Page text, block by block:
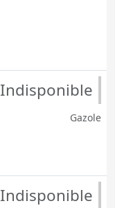
Indisponible
Gazole
Indisponible